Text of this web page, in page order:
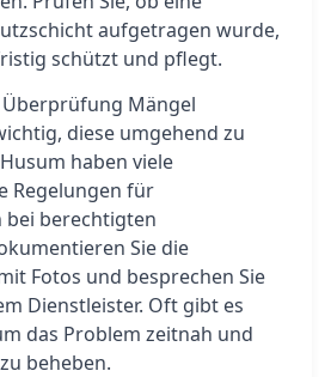
aufgetragen wurde,
schützt und pflegt.
Mängel
diese umgehend zu
haben viele
Regelungen für
bei berechtigten
Sie die
Fotos und besprechen Sie
Dienstleister. Oft gibt es
das Problem zeitnah und
beheben.